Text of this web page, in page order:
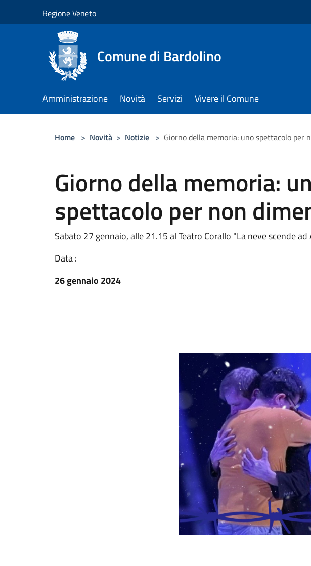
Regione Veneto
Comune di Bardolino
Amministrazione Novità Servizi Vivere il Comune
Home > Novità > Notizie > Giorno della memoria: uno spettacolo per
Giorno della memoria:
spettacolo per non
Sabato 27 gennaio, alle 21.15 al Teatro Corallo "La neve scende
Data :
26 gennaio 2024